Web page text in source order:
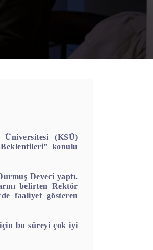
(KSÜ)
konulu
Deveci yaptı.
belirten Rektör
faaliyet gösteren
bu süreyi çok iyi